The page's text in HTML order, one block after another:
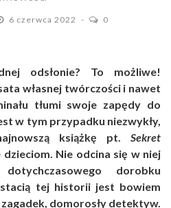
6 czerwca 2022 0
odsłonie? To możliwe!
własnej twórczości i nawet
tłumi swoje zapędy do
w tym przypadku niezwykły,
książkę pt. Sekret
Nie odcina się w niej
dorobku
tej historii jest bowiem
zagadek, domorosły detektyw.